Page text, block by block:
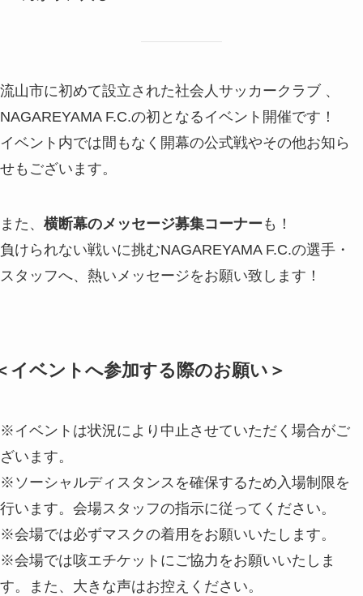
流山市に初めて設立された社会人サッカークラブ 、
NAGAREYAMA F.C.の初となるイベント開催です！
イベント内では間もなく開幕の公式戦やその他お知ら
せもございます。
また、 横断幕のメッセージ募集コーナー も！
負けられない戦いに挑むNAGAREYAMA F.C.の選手・
スタッフへ、熱いメッセージをお願い致します！
イベントへ参加する際のお願い＞
※イベントは状況により中止させていただく場合がご
ざいます。
※ソーシャルディスタンスを確保するため入場制限を
行います。会場スタッフの指示に従ってください。
※会場では必ずマスクの着用をお願いいたします。
※会場では咳エチケットにご協力をお願いいたしま
す。また、大きな声はお控えください。